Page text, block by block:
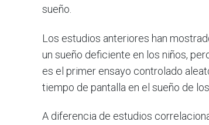
sueño.
Los estudios anteriores han
un sueño deficiente en los niños,
es el primer ensayo controlado
tiempo de pantalla en el sueño de
A diferencia de estudios